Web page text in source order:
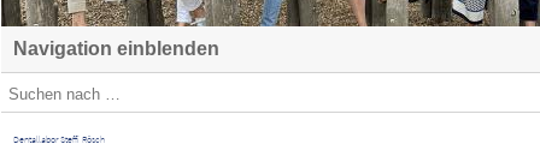
Navigation einblenden
Dentallabor Steffi Rösch